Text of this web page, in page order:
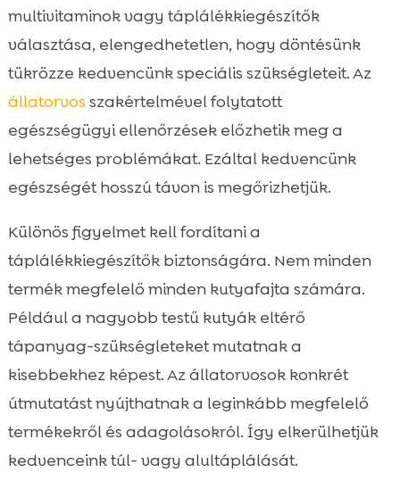
multivitaminok vagy táplálékkiegészítők
választása, elengedhetetlen, hogy döntésünk
tükrözze kedvencünk speciális szükségleteit. Az
állatorvos szakértelmével folytatott
egészségügyi ellenőrzések előzhetik meg a
lehetséges problémákat. Ezáltal kedvencünk
egészségét hosszú távon is megőrizhetjük.
Különös figyelmet kell fordítani a
táplálékkiegészítők biztonságára. Nem minden
termék megfelelő minden kutyafajta számára.
Például a nagyobb testű kutyák eltérő
tápanyag-szükségleteket mutatnak a
kisebbekhez képest. Az állatorvosok konkrét
útmutatást nyújthatnak a leginkább megfelelő
termékekről és adagolásokról. Így elkerülhetjük
kedvenceink túl- vagy alultáplálását.